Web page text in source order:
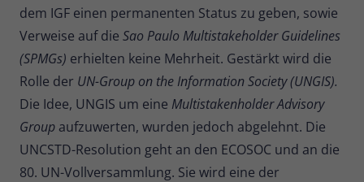
dem IGF einen permanenten Status zu geben, sowie
Verweise auf die Sao Paulo Multistakeholder Guidelines
(SPMGs) erhielten keine Mehrheit. Gestärkt wird die
Rolle der UN-Group on the Information Society (UNGIS).
Die Idee, UNGIS um eine Multistakenholder Advisory
Group aufzuwerten, wurden jedoch abgelehnt. Die
UNCSTD-Resolution geht an den ECOSOC und an die
80. UN-Vollversammlung. Sie wird eine der